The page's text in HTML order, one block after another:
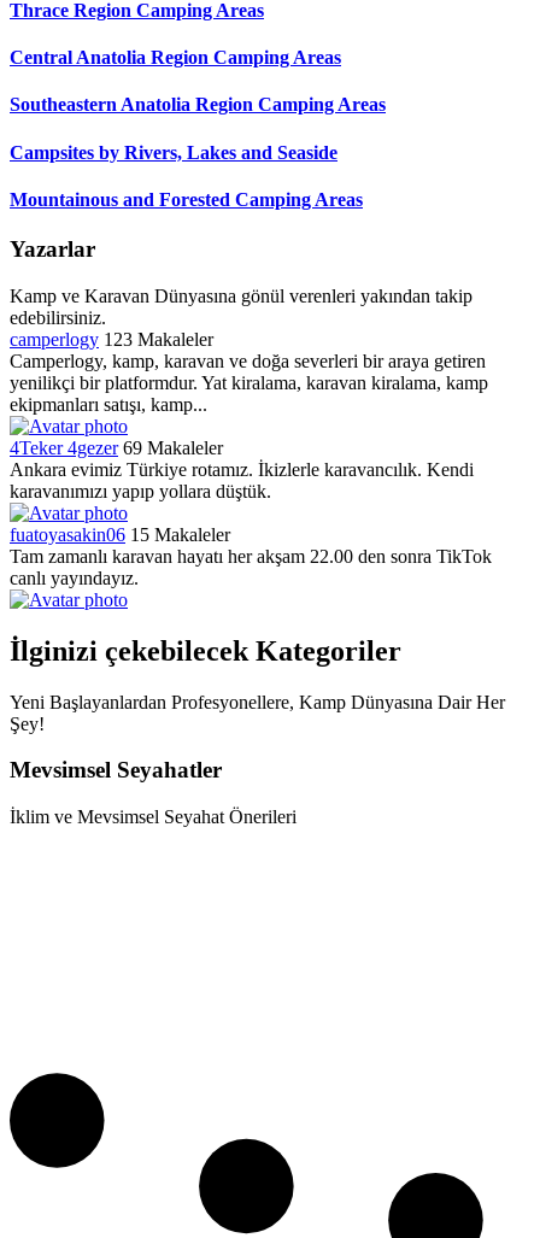
Thrace Region Camping Areas
Central Anatolia Region Camping Areas
Southeastern Anatolia Region Camping Areas
Campsites by Rivers, Lakes and Seaside
Mountainous and Forested Camping Areas
Yazarlar
Kamp ve Karavan Dünyasına gönül verenleri yakından takip
edebilirsiniz.
camperlogy 123 Makaleler
Camperlogy, kamp, karavan ve doğa severleri bir araya getiren
yenilikçi bir platformdur. Yat kiralama, karavan kiralama, kamp
ekipmanları satışı, kamp...
4Teker 4gezer 69 Makaleler
Ankara evimiz Türkiye rotamız. İkizlerle karavancılık. Kendi
karavanımızı yapıp yollara düştük.
fuatoyasakin06 15 Makaleler
Tam zamanlı karavan hayatı her akşam 22.00 den sonra TikTok
canlı yayındayız.
İlginizi çekebilecek Kategoriler
Yeni Başlayanlardan Profesyonellere, Kamp Dünyasına Dair Her
Şey!
Mevsimsel Seyahatler
İklim ve Mevsimsel Seyahat Önerileri